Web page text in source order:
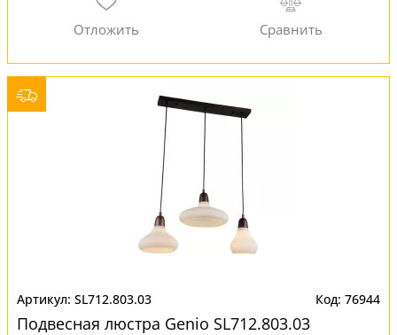
SL712.803.03 76944
Подвесная люстра Genio SL712.803.03